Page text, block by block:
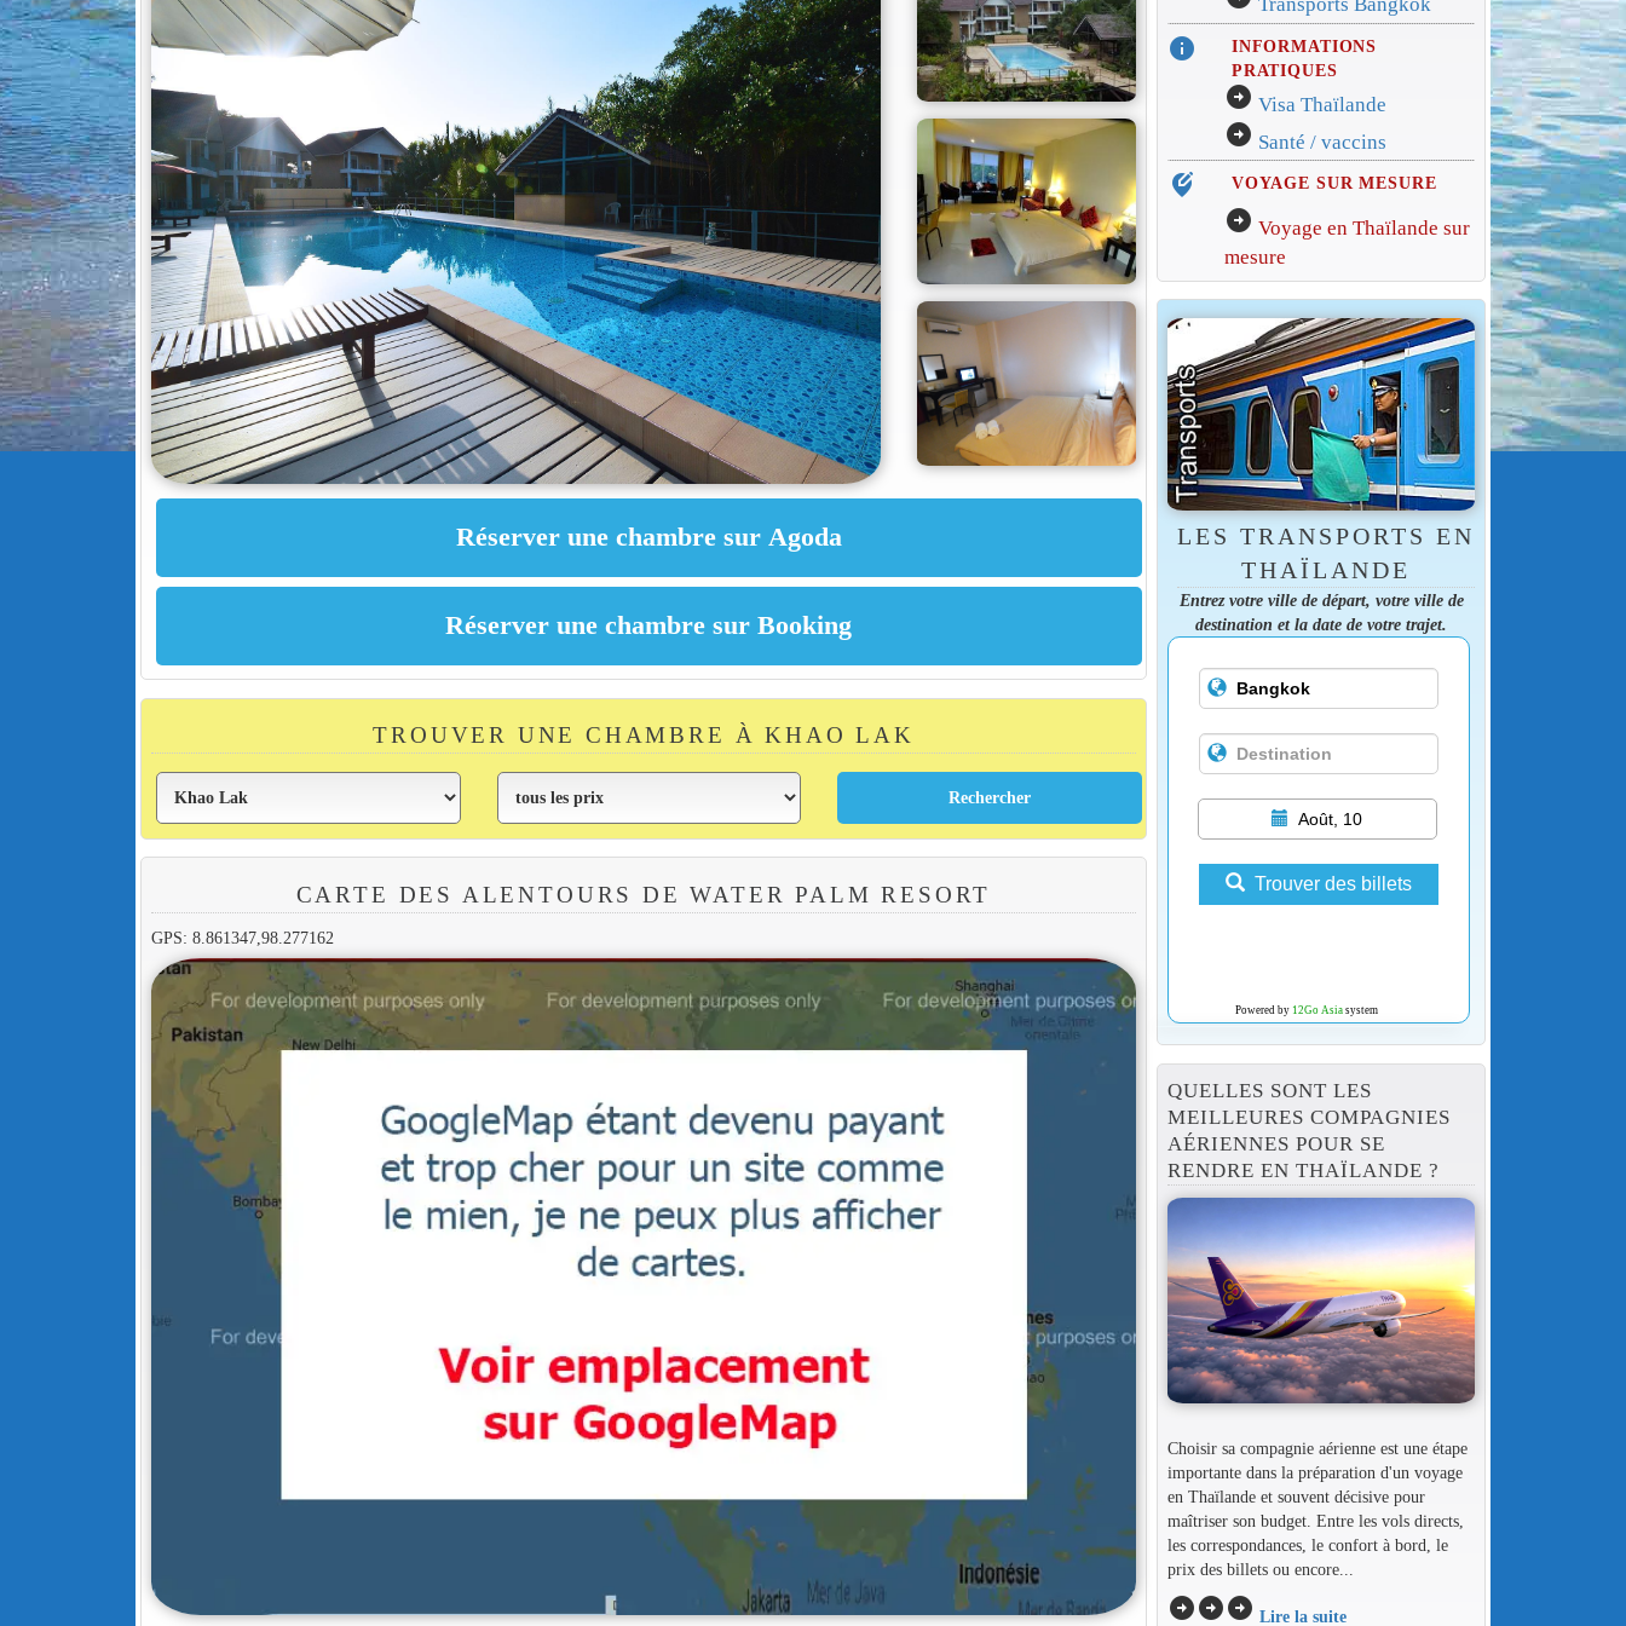
TROUVER UNE CHAMBRE À KHAO LAK
CARTE DES ALENTOURS DE WATER PALM RESORT
GPS: 8.861347,98.277162
Transports Bangkok
info
INFORMATIONS
PRATIQUES
arrow_circle_right Visa Thaïlande
arrow_circle_right Santé / vaccins
edit_location_alt VOYAGE SUR MESURE
arrow_circle_right Voyage en Thaïlande sur
mesure
LES TRANSPORTS EN
THAÏLANDE
Entrez votre ville de départ, votre ville de
destination et la date de votre trajet.
Août, 10
Trouver des billets
Powered by 12Go Asiasystem
QUELLES SONT LES
MEILLEURES COMPAGNIES
AÉRIENNES POUR SE
RENDRE EN THAÏLANDE ?
Choisir sa compagnie aérienne est une étape
importante dans la préparation d'un voyage
en Thaïlande et souvent décisive pour
maîtriser son budget. Entre les vols directs,
les correspondances, le confort à bord, le
prix des billets ou encore...
arrow_circle_rightarrow_circle_rightarrow_circle_right Lire la suite